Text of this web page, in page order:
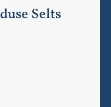
Selts